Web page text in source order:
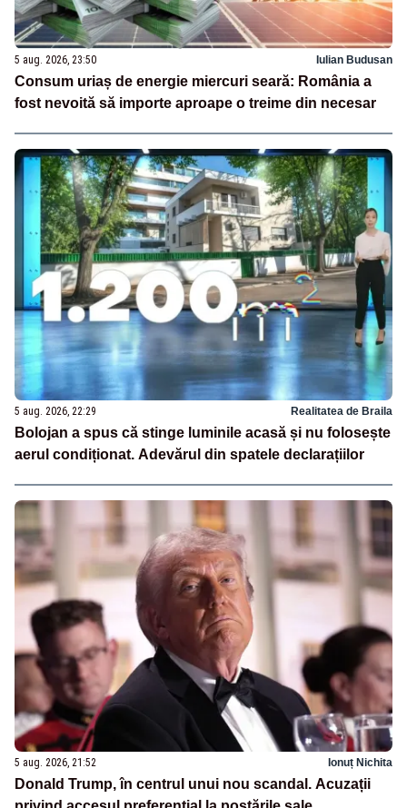
5 aug. 2026, 23:50 Iulian Budusan
Consum uriaș de energie miercuri seară: România a
fost nevoită să importe aproape o treime din necesar
5 aug. 2026, 22:29 Realitatea de Braila
Bolojan a spus că stinge luminile acasă și nu folosește
aerul condiționat. Adevărul din spatele declarațiilor
5 aug. 2026, 21:52 Ionuț Nichita
Donald Trump, în centrul unui nou scandal. Acuzații